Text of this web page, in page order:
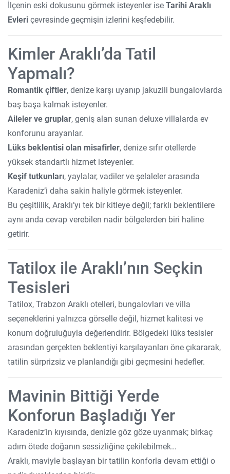
İlçenin eski dokusunu görmek isteyenler ise Tarihi Araklı
Evleri çevresinde geçmişin izlerini keşfedebilir.
Kimler Araklı’da Tatil
Yapmalı?
Romantik çiftler, denize karşı uyanıp jakuzili bungalovlarda
baş başa kalmak isteyenler.
Aileler ve gruplar, geniş alan sunan deluxe villalarda ev
konforunu arayanlar.
Lüks beklentisi olan misafirler, denize sıfır otellerde
yüksek standartlı hizmet isteyenler.
Keşif tutkunları, yaylalar, vadiler ve şelaleler arasında
Karadeniz’i daha sakin haliyle görmek isteyenler.
Bu çeşitlilik, Araklı’yı tek bir kitleye değil; farklı beklentilere
aynı anda cevap verebilen nadir bölgelerden biri haline
getirir.
Tatilox ile Araklı’nın Seçkin
Tesisleri
Tatilox, Trabzon Araklı otelleri, bungalovları ve villa
seçeneklerini yalnızca görselle değil, hizmet kalitesi ve
konum doğruluğuyla değerlendirir. Bölgedeki lüks tesisler
arasından gerçekten beklentiyi karşılayanları öne çıkararak,
tatilin sürprizsiz ve planlandığı gibi geçmesini hedefler.
Mavinin Bittiği Yerde
Konforun Başladığı Yer
Karadeniz’in kıyısında, denizle göz göze uyanmak; birkaç
adım ötede doğanın sessizliğine çekilebilmek…
Araklı, maviyle başlayan bir tatilin konforla devam ettiği o